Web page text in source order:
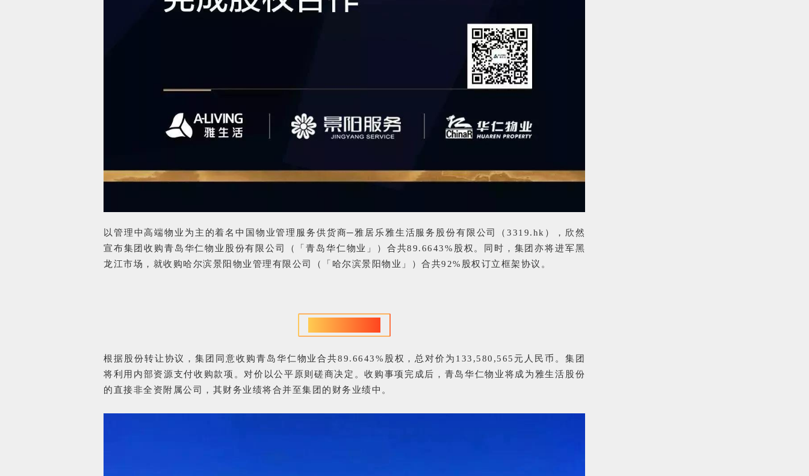
以管理中高端物业为主的着名中国物业管理服务供货商─雅居乐雅生活服务股份有限公司（3319.hk），欣然
宣布集团收购青岛华仁物业股份有限公司（「青岛华仁物业」）合共89.6643%股权。同时，集团亦将进军黑
龙江市场，就收购哈尔滨景阳物业管理有限公司（「哈尔滨景阳物业」）合共92%股权订立框架协议。
根据股份转让协议，集团同意收购青岛华仁物业合共89.6643%股权，总对价为133,580,565元人民币。集团
将利用内部资源支付收购款项。对价以公平原则磋商决定。收购事项完成后，青岛华仁物业将成为雅生活股份
的直接非全资附属公司，其财务业绩将合并至集团的财务业绩中。